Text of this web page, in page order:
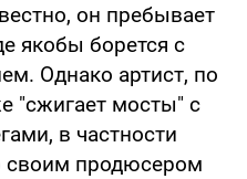
он пребывает
якобы борется с
Однако артист, по
"сжигает мосты" с
в частности
своим продюсером